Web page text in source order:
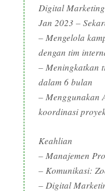
Digital Marketing
Jan 2023 –
– Mengelola
dengan tim
– Meningkatkan
dalam 6 bulan
– Menggunakan
koordinasi
Keahlian
– Manajemen
– Komunikasi:
– Digital